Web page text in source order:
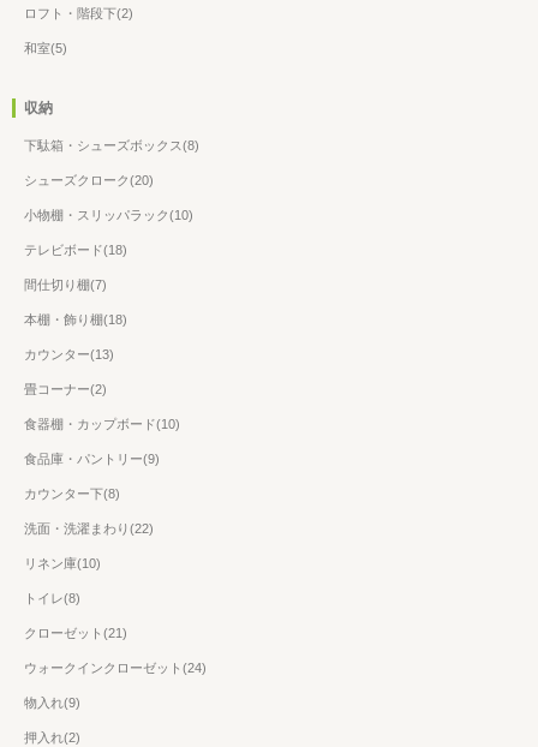
ロフト・階段下(2)
和室(5)
収納
下駄箱・シューズボックス(8)
シューズクローク(20)
小物棚・スリッパラック(10)
テレビボード(18)
間仕切り棚(7)
本棚・飾り棚(18)
カウンター(13)
畳コーナー(2)
食器棚・カップボード(10)
食品庫・パントリー(9)
カウンター下(8)
洗面・洗濯まわり(22)
リネン庫(10)
トイレ(8)
クローゼット(21)
ウォークインクローゼット(24)
物入れ(9)
押入れ(2)